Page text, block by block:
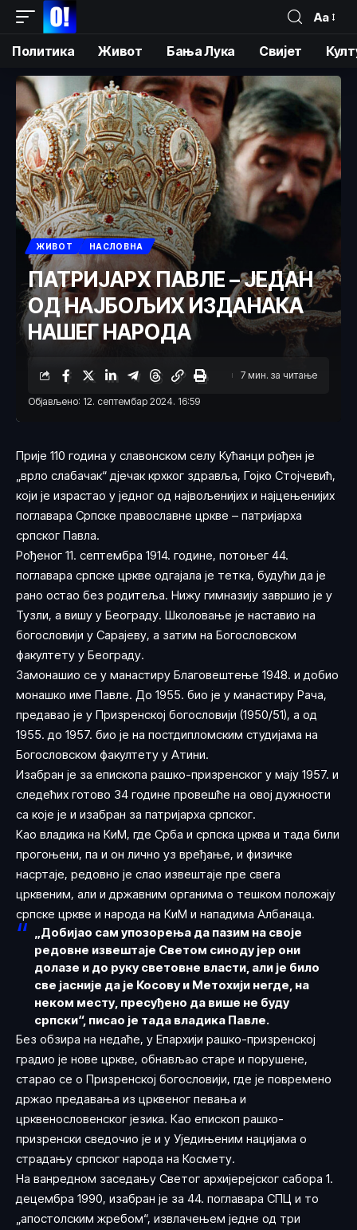
Аа
Политика Живот Бања Лука Свијет
ЖИВОТ НАСЛОВНА
ПАТРИЈАРХ ПАВЛЕ – ЈЕДАН
ОД НАЈБОЉИХ ИЗДАНАКА
НАШЕГ НАРОДА
Објављено: 12. септембар 2024. 16:59
7 мин. за читање
Прије 110 година у славонском селу Кућанци рођен је
„врло слабачак“ дјечак крхког здравља, Гојко Стојчевић,
који је израстао у једног од највољенијих и најцењенијих
поглавара Српске православне цркве – патријарха
српског Павла.
Рођеног 11. септембра 1914. године, потоњег 44.
поглавара српске цркве одгајала је тетка, будући да је
рано остао без родитеља. Нижу гимназију завршио је у
Тузли, а вишу у Београду. Школовање је наставио на
богословији у Сарајеву, а затим на Богословском
факултету у Београду.
Замонашио се у манастиру Благовештење 1948. и добио
монашко име Павле. До 1955. био је у манастиру Рача,
предавао је у Призренској богословији (1950/51), а од
1955. до 1957. био је на постдипломским студијама на
Богословском факултету у Атини.
Изабран је за епископа рашко-призренског у мају 1957. и
следећих готово 34 године провешће на овој дужности
са које је и изабран за патријарха српског.
Као владика на КиМ, где Срба и српска црква и тада били
прогоњени, па и он лично уз вређање, и физичке
насртаје, редовно је слао извештаје пре свега
црквеним, али и државним органима о тешком положају
српске цркве и народа на КиМ и нападима Албанаца.
„Добијао сам упозорења да пазим на своје
редовне извештаје Светом синоду јер они
долазе и до руку световне власти, али је било
све јасније да је Косову и Метохији негде, на
неком месту, пресуђено да више не буду
српски“, писао је тада владика Павле.
Без обзира на недаће, у Епархији рашко-призренској
градио је нове цркве, обнављао старе и порушене,
старао се о Призренској богословији, где је повремено
држао предавања из црквеног певања и
црквенословенског језика. Као епископ рашко-
призренски сведочио је и у Уједињеним нацијама о
страдању српског народа на Космету.
На ванредном заседању Светог архијерејског сабора 1.
децембра 1990, изабран је за 44. поглавара СПЦ и то
„апостолским жребом“, извлачењем једне од три